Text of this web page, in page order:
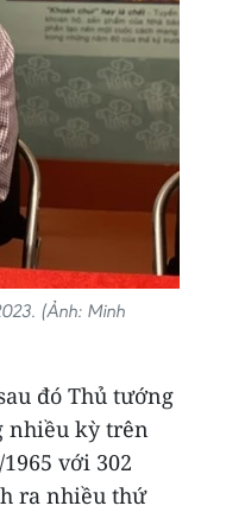
(Ảnh: Minh
đó Thủ tướng
nhiều kỳ trên
với 302
ra nhiều thứ